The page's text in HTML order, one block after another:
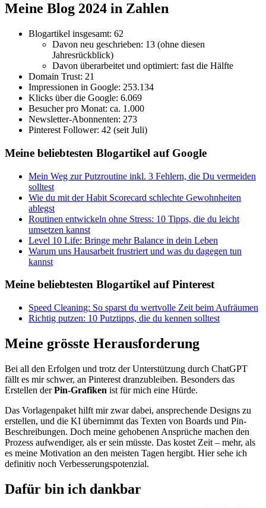
Meine Blog 2024 in Zahlen
Blogartikel insgesamt: 62
Davon neu geschrieben: 13 (ohne diesen
Jahresrückblick)
Davon überarbeitet und optimiert: fast die Hälfte
Domain Trust: 21
Impressionen in Google: 253.134
Klicks über die Google: 6.069
Besucher pro Monat: ca. 1.000
Newsletter-Abonnenten: 273
Pinterest Follower: 42 (seit Juli)
Meine beliebtesten Blogartikel auf Google
Mein Weg zur Putzroutine inkl. 3 Fehlern, die Du vermeiden
solltest
Wie du mit der Habit Scorecard schlechte Gewohnheiten
ablegst
Routinen entwickeln ohne Stress: 10 Tipps, die du leicht
umsetzen kannst
Level 10 Life: Bringe mehr Balance in dein Leben
Warum uns Hausarbeit frustriert und was du dagegen tun
kannst
Meine beliebtesten Blogartikel auf Pinterest
Speed Cleaning: So sparst du wertvolle Zeit beim Aufräumen
Richtig putzen: 10 Putztipps, die du kennen solltest
Meine grösste Herausforderung
Bei all den Erfolgen und trotz der Unterstützung durch ChatGPT
fällt es mir schwer, an Pinterest dranzubleiben. Besonders das
Erstellen derPin-Grafiken ist für mich eine Hürde.
Das Vorlagenpaket hilft mir zwar dabei, ansprechende Designs zu
erstellen, und die KI übernimmt das Texten von Boards und Pin-
Beschreibungen. Doch meine gehobenen Ansprüche machen den
Prozess aufwendiger, als er sein müsste. Das kostet Zeit – mehr, als
es meine Motivation an den meisten Tagen hergibt. Hier sehe ich
definitiv noch Verbesserungspotenzial.
Dafür bin ich dankbar